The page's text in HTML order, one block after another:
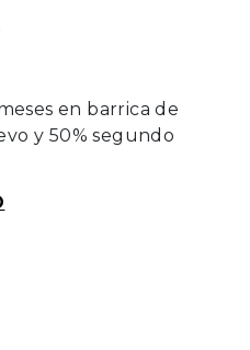
en barrica de
y 50% segundo